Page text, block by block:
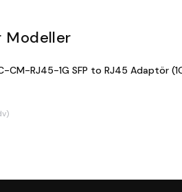
Modeller
CM-RJ45-1G SFP to RJ45 Adaptör